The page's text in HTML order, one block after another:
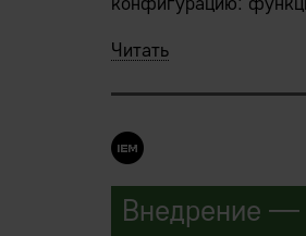
Внедряемые IEM-
Заказчик в ходе
клевую штуку где-то
В процессе
Читать
Внедрение —